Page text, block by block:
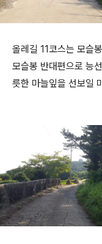
올레길 11코스는 모슬
모슬봉 반대편으로 능
릇한 마늘잎을 선보일